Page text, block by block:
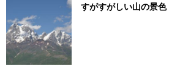
すがすがしい山の景色